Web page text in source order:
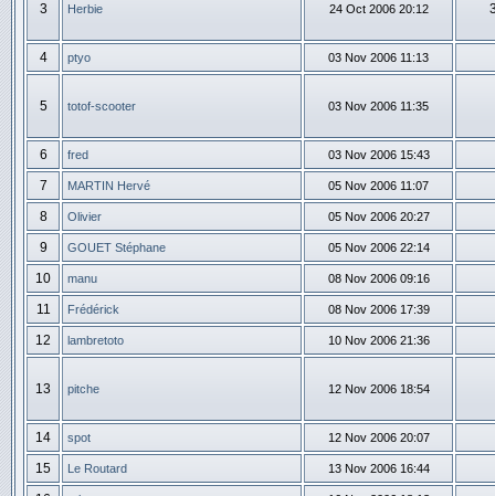
3 Herbie 24 Oct 2006 20:12
4 ptyo 03 Nov 2006 11:13
5 totof-scooter 03 Nov 2006 11:35
6 fred 03 Nov 2006 15:43
7 MARTIN Hervé 05 Nov 2006 11:07
8 Olivier 05 Nov 2006 20:27
9 GOUET Stéphane 05 Nov 2006 22:14
10 manu 08 Nov 2006 09:16
11 Frédérick 08 Nov 2006 17:39
12 lambretoto 10 Nov 2006 21:36
13 pitche 12 Nov 2006 18:54
14 spot 12 Nov 2006 20:07
15 Le Routard 13 Nov 2006 16:44